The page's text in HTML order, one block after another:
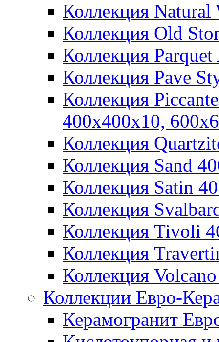
Коллекция
Коллекция Old
Коллекция
Коллекция Pave
Коллекция
400x400x10,
Коллекция
Коллекция Sand
Коллекция Satin
Коллекция
Коллекция Tivoli
Коллекция
Коллекция
Коллекции Евро-
Керамогранит